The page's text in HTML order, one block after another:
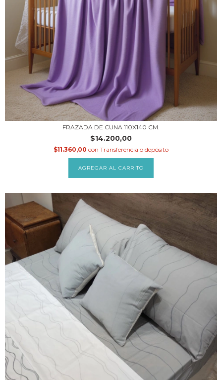
FRAZADA DE CUNA 110X140 CM.
$14.200,00
$11.360,00 con Transferencia o depósito
AGREGAR AL CARRITO